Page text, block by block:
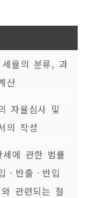
세율의 분류, 과
산
자율심사 및
의 작성
세에 관한 법률
ㆍ반출ㆍ반입
관련되는 절